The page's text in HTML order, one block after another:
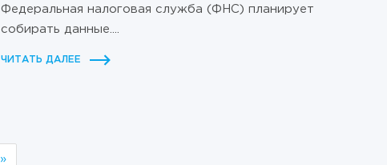
Федеральная налоговая служба (ФНС) планирует
собирать данные....
ЧИТАТЬ ДАЛЕЕ
»